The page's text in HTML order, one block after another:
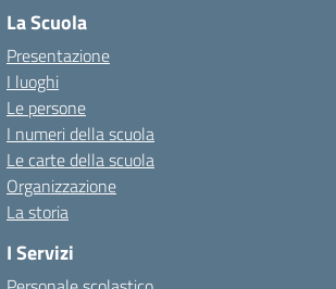
La Scuola
Presentazione
I luoghi
Le persone
I numeri della scuola
Le carte della scuola
Organizzazione
La storia
I Servizi